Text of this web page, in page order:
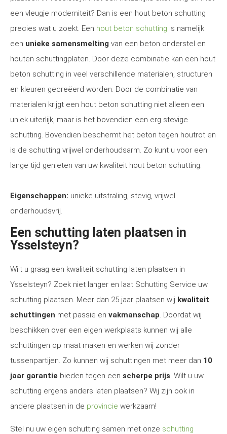
een vleugje moderniteit? Dan is een hout beton schutting
precies wat u zoekt. Een hout beton schutting is namelijk
een unieke samensmelting van een beton onderstel en
houten schuttingplaten. Door deze combinatie kan een hout
beton schutting in veel verschillende materialen, structuren
en kleuren gecreëerd worden. Door de combinatie van
materialen krijgt een hout beton schutting niet alleen een
uniek uiterlijk, maar is het bovendien een erg stevige
schutting. Bovendien beschermt het beton tegen houtrot en
is de schutting vrijwel onderhoudsarm. Zo kunt u voor een
lange tijd genieten van uw kwaliteit hout beton schutting.
Eigenschappen: unieke uitstraling, stevig, vrijwel
onderhoudsvrij.
Een schutting laten plaatsen in
Ysselsteyn?
Wilt u graag een kwaliteit schutting laten plaatsen in
Ysselsteyn? Zoek niet langer en laat Schutting Service uw
schutting plaatsen. Meer dan 25 jaar plaatsen wij kwaliteit
schuttingen met passie en vakmanschap. Doordat wij
beschikken over een eigen werkplaats kunnen wij alle
schuttingen op maat maken en werken wij zonder
tussenpartijen. Zo kunnen wij schuttingen met meer dan 10
jaar garantie bieden tegen een scherpe prijs. Wilt u uw
schutting ergens anders laten plaatsen? Wij zijn ook in
andere plaatsen in de provincie werkzaam!
Stel nu uw eigen schutting samen met onze schutting